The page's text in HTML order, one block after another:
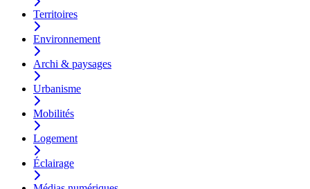
Territoires
Environnement
Archi & paysages
Urbanisme
Mobilités
Logement
Éclairage